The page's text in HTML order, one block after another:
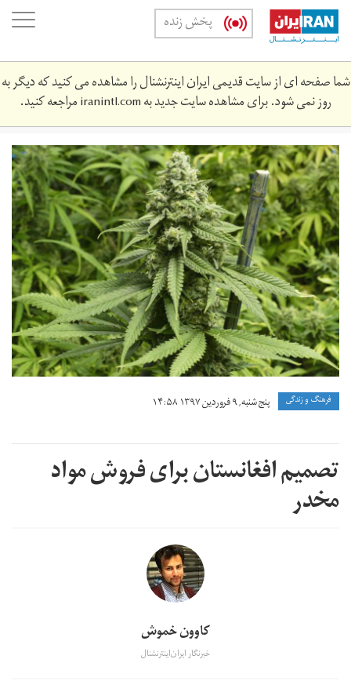
Skip
main
content
پخش زنده
شما صفحه ای از سایت قدیمی ایران اینترنشنال را مشاهده می کنید که دیگر به
روز نمی شود. برای مشاهده سایت جدید بهiranintl.comمراجعه کنید.
mryjwn.jpg
فرهنگ و زندگی پنج شنبه, ۹ فروردین ۱۳۹۷ ۱۴:۵۸
تصمیم افغانستان برای فروش مواد
مخدر
کاوون خموش
خبرنگار ایران‌اینترنشنال